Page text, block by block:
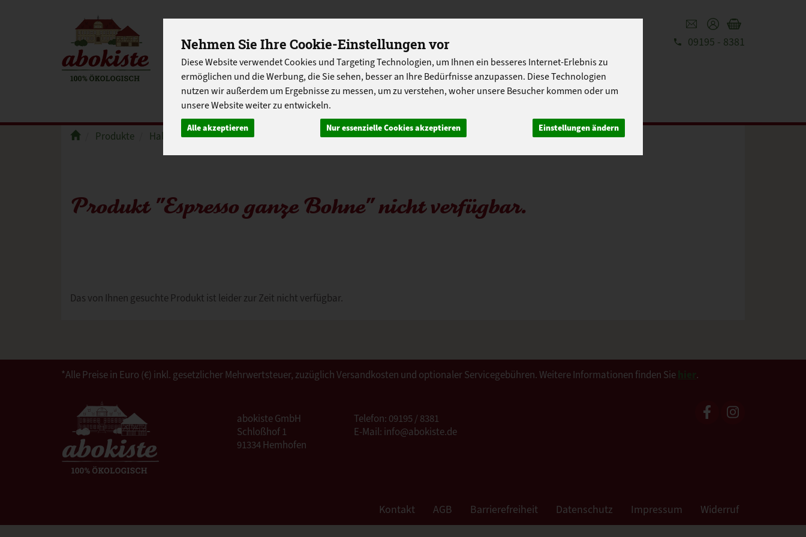
Nehmen Sie Ihre Cookie-Einstellungen vor
Diese Website verwendet Cookies und Targeting Technologien, um Ihnen ein besseres Internet-Erlebnis zu
ermöglichen und die Werbung, die Sie sehen, besser an Ihre Bedürfnisse anzupassen. Diese Technologien
nutzen wir außerdem um Ergebnisse zu messen, um zu verstehen, woher unsere Besucher kommen oder um
unsere Website weiter zu entwickeln.
Alle akzeptieren Nur essenzielle Cookies akzeptieren Einstellungen ändern
09195 - 8381
EINKAUFEN ABOKISTEN SO GEHT'S ÜBER UNS LANDGUT REZEPTE
EU-SCHULPROGRAMM
Produkte Haltbares Kaffee & Tee
Produkt "Espresso ganze Bohne" nicht verfügbar.
Das von Ihnen gesuchte Produkt ist leider zur Zeit nicht verfügbar.
*Alle Preise in Euro (€) inkl. gesetzlicher Mehrwertsteuer, zuzüglich Versandkosten und optionaler Servicegebühren. Weitere Informationen finden Sie .
abokiste GmbH
Schloßhof 1
91334 Hemhofen
Telefon: 09195 / 8381
E-Mail: info@abokiste.de
Kontakt AGB Barrierefreiheit Datenschutz Impressum Widerruf